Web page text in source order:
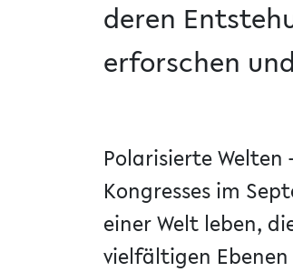
deren
erforschen
Polarisierte Welten
Kongresses im
einer Welt leben,
vielfältigen